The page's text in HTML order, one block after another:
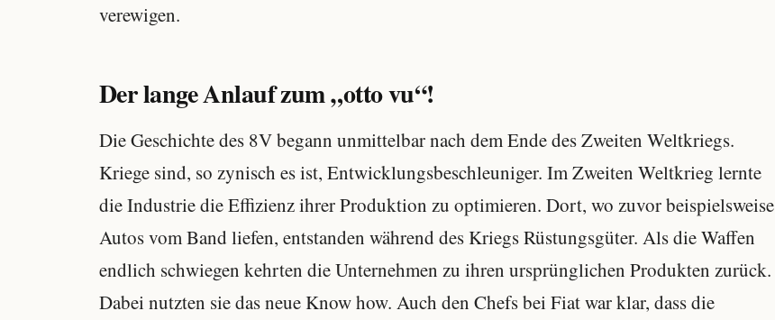
verewigen.
Der lange Anlauf zum „otto vu“!
Die Geschichte des 8V begann unmittelbar nach dem Ende des Zweiten Weltkriegs.
Kriege sind, so zynisch es ist, Entwicklungsbeschleuniger. Im Zweiten Weltkrieg lernte
die Industrie die Effizienz ihrer Produktion zu optimieren. Dort, wo zuvor beispielsweise
Autos vom Band liefen, entstanden während des Kriegs Rüstungsgüter. Als die Waffen
endlich schwiegen kehrten die Unternehmen zu ihren ursprünglichen Produkten zurück.
Dabei nutzten sie das neue Know how. Auch den Chefs bei Fiat war klar, dass die